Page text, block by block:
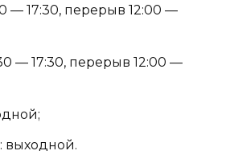
— 17:30, перерыв 12:00 —
— 17:30, перерыв 12:00 —
выходной.